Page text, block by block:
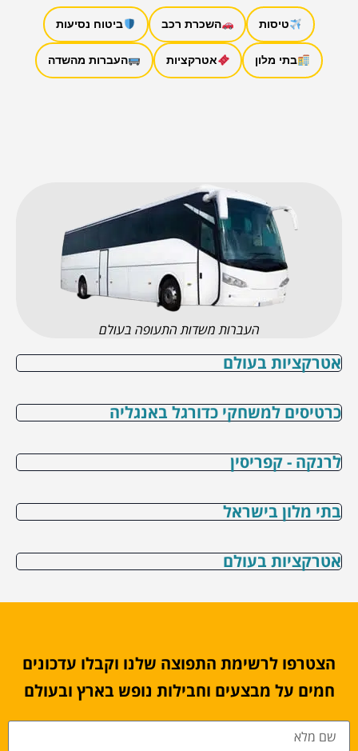
טיסות השכרת רכב ביטוח נסיעות
בתי מלון אטרקציות העברות מהשדה
העברות משדות התעופה בעולם
אטרקציות בעולם
כרטיסים למשחקי כדורגל באנגליה
לרנקה - קפריסין
בתי מלון בישראל
אטרקציות בעולם
הצטרפו לרשימת התפוצה שלנו וקבלו עדכונים
חמים על מבצעים וחבילות נופש בארץ ובעולם